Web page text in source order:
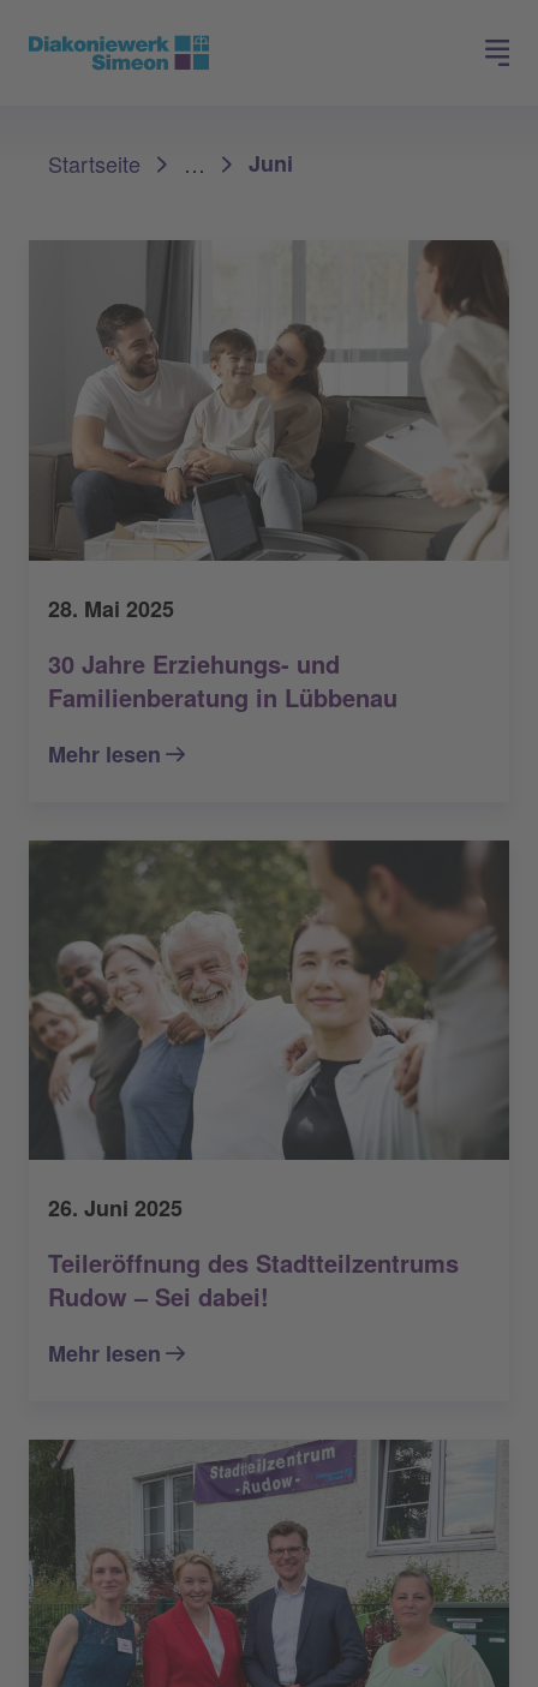
Spenden
Startseite
… Juni
28. Mai 2025
30 Jahre Erziehungs- und
Familienberatung in Lübbenau
Mehr lesen
26. Juni 2025
Teileröffnung des Stadtteilzentrums
Rudow – Sei dabei!
Mehr lesen